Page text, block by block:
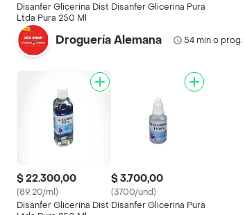
Disanfer Glicerina Dist
Ltda Pura 250 Ml
Disanfer Glicerina Pura
Droguería Alemana 54 min o prog.•
$ 22.300,00
(89.20/ml)
Disanfer Glicerina Dist
$ 3.700,00
(3700/und)
Disanfer Glicerina Pura